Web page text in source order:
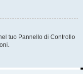
tuo Pannello di Controllo